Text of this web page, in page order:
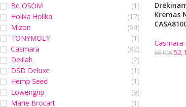
Be OSOM
(1)
Holika Holika
(17)
Mizon
(54)
TONYMOLY
(1)
Casmara
(82)
Delilah
(2)
DSD Deluxe
(1)
Hemp Seed
(1)
Löwengrip
(9)
Marie Brocart
(1)
Kremas
Casmara
66,00€